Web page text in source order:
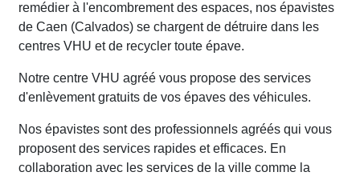
remédier à l'encombrement des espaces, nos épavistes
de Caen (Calvados) se chargent de détruire dans les
centres VHU et de recycler toute épave.
Notre centre VHU agréé vous propose des services
d'enlèvement gratuits de vos épaves des véhicules.
Nos épavistes sont des professionnels agréés qui vous
proposent des services rapides et efficaces. En
collaboration avec les services de la ville comme la